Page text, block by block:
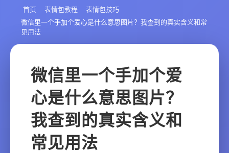
首页 表情包教程
表情包技巧
微信里一个手加个爱心是什么意思图片？我查到的真实含义和常
见用法
微信里一个手加个爱
心是什么意思图片？
我查到的真实含义和
常见用法